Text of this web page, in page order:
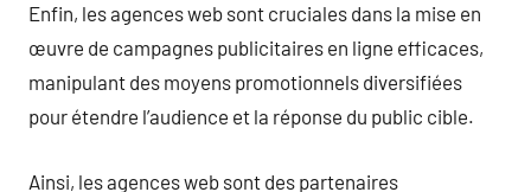
Enfin, les agences web sont cruciales dans la mise en
œuvre de campagnes publicitaires en ligne efficaces,
manipulant des moyens promotionnels diversifiées
pour étendre l’audience et la réponse du public cible.
Ainsi, les agences web sont des partenaires